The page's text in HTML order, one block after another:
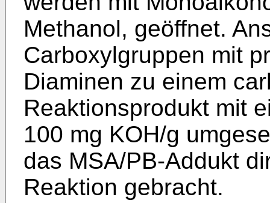
Methanol, geöffnet.
Carboxylgruppen mit
Diaminen zu einem
Reaktionsprodukt mit
100 mg KOH/g
das MSA/PB-Addukt
Reaktion gebracht.